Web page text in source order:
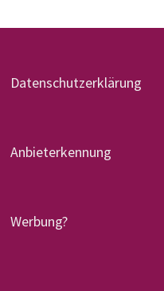
Datenschutzerklärung
Anbieterkennung
Werbung?